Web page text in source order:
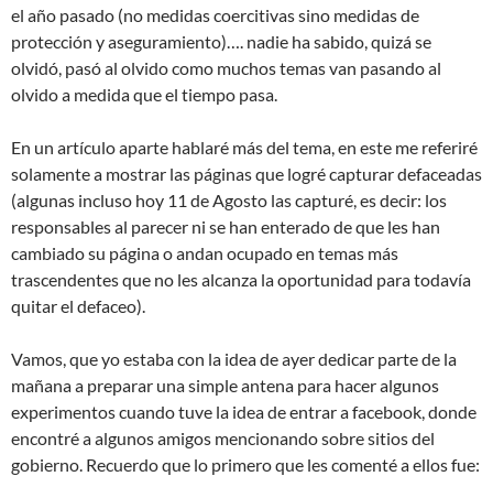
el año pasado (no medidas coercitivas sino medidas de
protección y aseguramiento)…. nadie ha sabido, quizá se
olvidó, pasó al olvido como muchos temas van pasando al
olvido a medida que el tiempo pasa.
En un artículo aparte hablaré más del tema, en este me referiré
solamente a mostrar las páginas que logré capturar defaceadas
(algunas incluso hoy 11 de Agosto las capturé, es decir: los
responsables al parecer ni se han enterado de que les han
cambiado su página o andan ocupado en temas más
trascendentes que no les alcanza la oportunidad para todavía
quitar el defaceo).
Vamos, que yo estaba con la idea de ayer dedicar parte de la
mañana a preparar una simple antena para hacer algunos
experimentos cuando tuve la idea de entrar a facebook, donde
encontré a algunos amigos mencionando sobre sitios del
gobierno. Recuerdo que lo primero que les comenté a ellos fue: